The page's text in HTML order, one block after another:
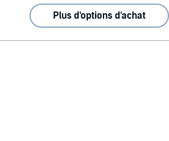
Plus d'options d'achat